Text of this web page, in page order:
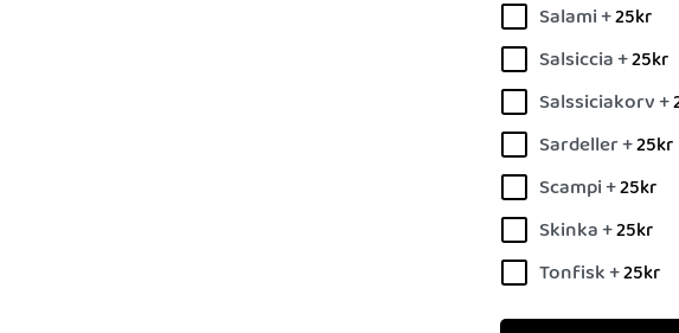
Salami +25kr
Salsiccia +25kr
Salssiciakorv +
Sardeller +25kr
Scampi +25kr
Skinka +25kr
Tonfisk +25kr